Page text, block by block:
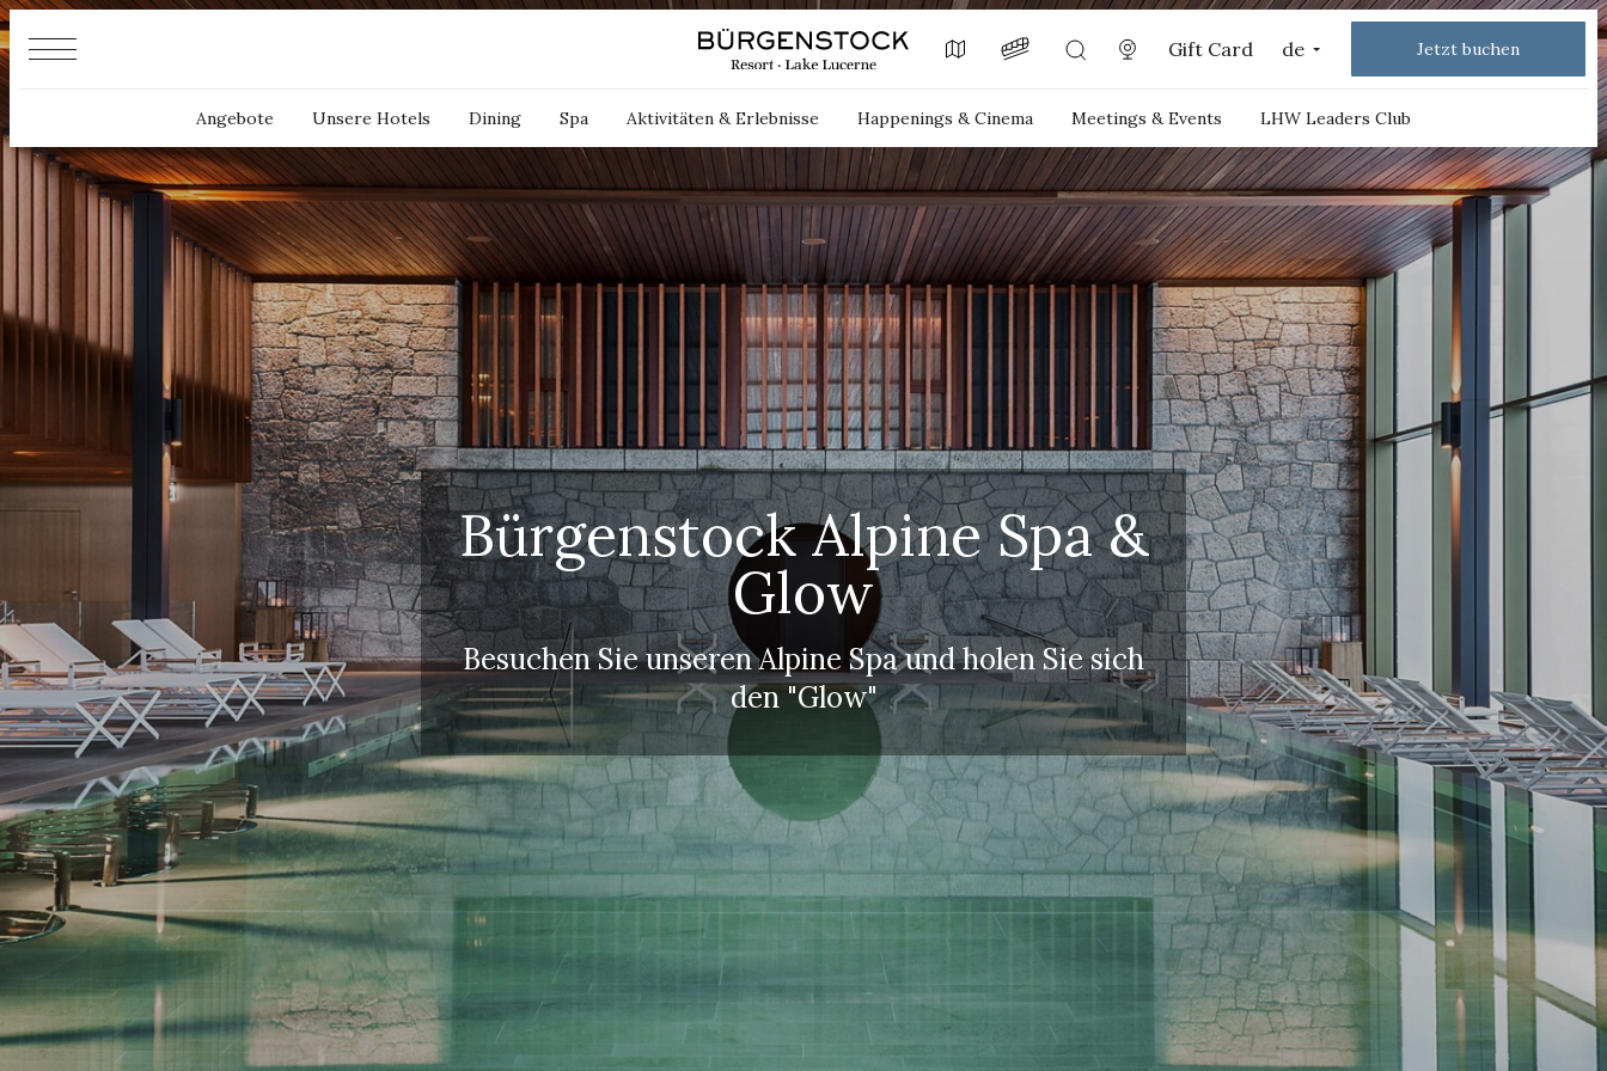
Gift Card de Jetzt buchen
Angebote Unsere Hotels Dining Spa Aktivitäten & Erlebnisse Happenings & Cinema Meetings & Events LHW Leaders Club
Bürgenstock Alpine Spa &
Glow
Besuchen Sie unseren Alpine Spa und holen Sie sich
den "Glow"
Cookie-Einstellungen